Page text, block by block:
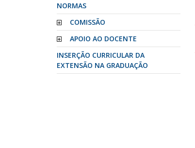
NORMAS
COMISSÃO
APOIO AO DOCENTE
INSERÇÃO CURRICULAR DA
EXTENSÃO NA GRADUAÇÃO